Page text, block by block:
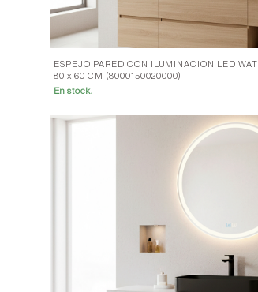
ESPEJO PARED CON ILUMINACION LED
80 x 60 CM (8000150020000)
En stock.